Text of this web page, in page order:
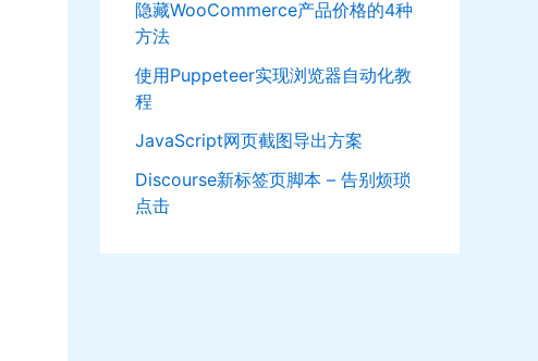
隐藏WooCommerce产品价格的4种
方法
使用Puppeteer实现浏览器自动化教
程
JavaScript网页截图导出方案
Discourse新标签页脚本 – 告别烦琐
点击